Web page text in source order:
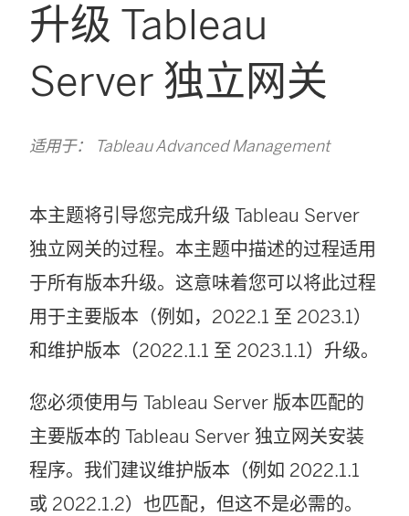
升级 Tableau
Server 独立网关
适用于： Tableau Advanced Management
本主题将引导您完成升级 Tableau Server
独立网关的过程。本主题中描述的过程适用
于所有版本升级。这意味着您可以将此过程
用于主要版本（例如，2022.1 至 2023.1）
和维护版本（2022.1.1 至 2023.1.1）升级。
您必须使用与 Tableau Server 版本匹配的
主要版本的 Tableau Server 独立网关安装
程序。我们建议维护版本（例如 2022.1.1
或 2022.1.2）也匹配，但这不是必需的。